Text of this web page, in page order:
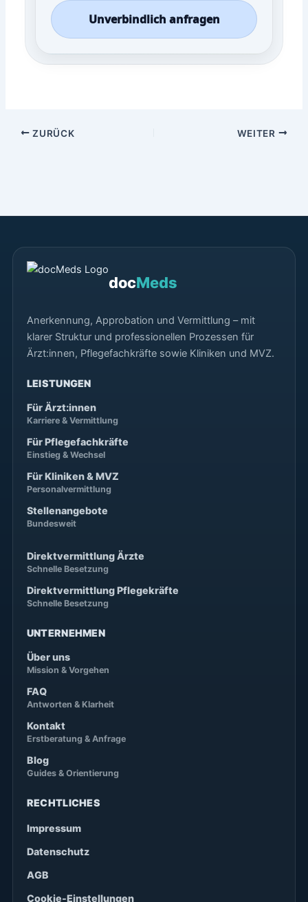
Unverbindlich anfragen
ZURÜCK WEITER
docMeds
Anerkennung, Approbation und Vermittlung – mit
klarer Struktur und professionellen Prozessen für
Ärzt:innen, Pflegefachkräfte sowie Kliniken und MVZ.
LEISTUNGEN
Für Ärzt:innen
Karriere & Vermittlung
Für Pflegefachkräfte
Einstieg & Wechsel
Für Kliniken & MVZ
Personalvermittlung
Stellenangebote
Bundesweit
Direktvermittlung Ärzte
Schnelle Besetzung
Direktvermittlung Pflegekräfte
Schnelle Besetzung
UNTERNEHMEN
Über uns
Mission & Vorgehen
FAQ
Antworten & Klarheit
Kontakt
Erstberatung & Anfrage
Blog
Guides & Orientierung
RECHTLICHES
Impressum
Datenschutz
AGB
Cookie-Einstellungen